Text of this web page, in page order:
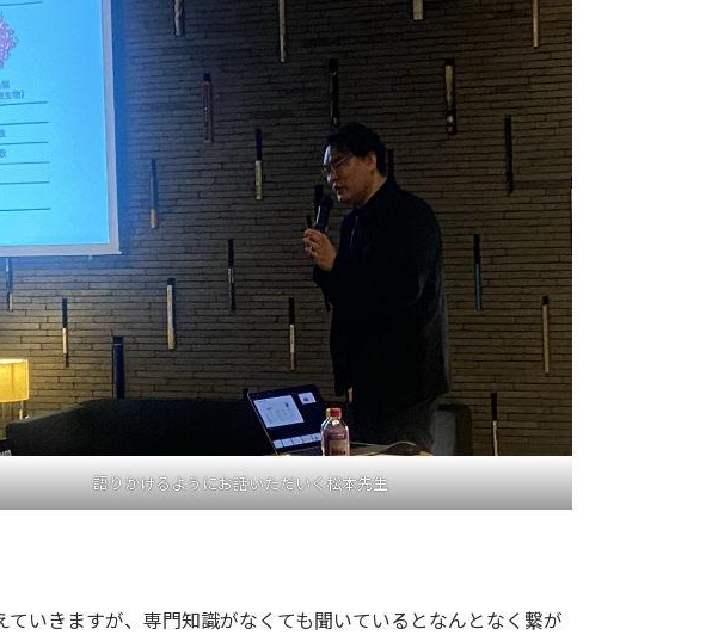
語りかけるようにお話いただいく松本先生
いきますが、専門知識がなくても聞いているとなんとなく繋が